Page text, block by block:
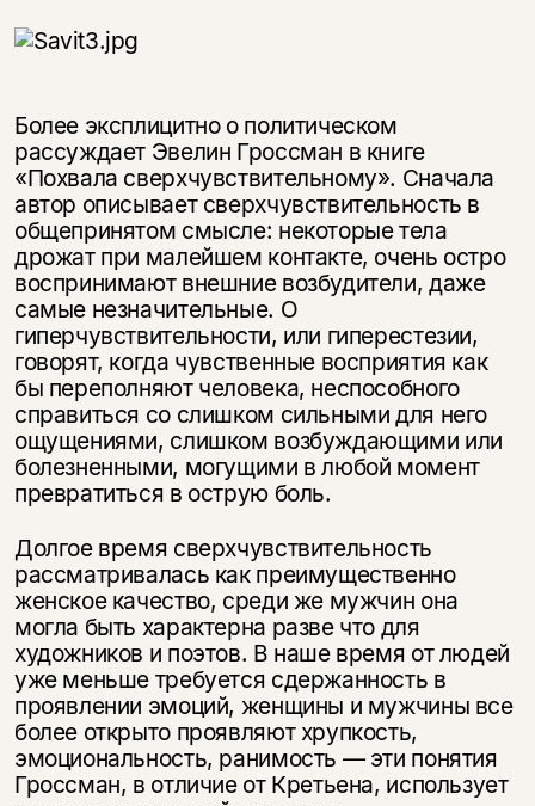
Более эксплицитно о политическом
рассуждает Эвелин Гроссман в книге
«Похвала сверхчувствительному». Сначала
автор описывает сверхчувствительность в
общепринятом смысле: некоторые тела
дрожат при малейшем контакте, очень остро
воспринимают внешние возбудители, даже
самые незначительные. О
гиперчувствительности, или гиперестезии,
говорят, когда чувственные восприятия как
бы переполняют человека, неспособного
справиться со слишком сильными для него
ощущениями, слишком возбуждающими или
болезненными, могущими в любой момент
превратиться в острую боль.
Долгое время сверхчувствительность
рассматривалась как преимущественно
женское качество, среди же мужчин она
могла быть характерна разве что для
художников и поэтов. В наше время от людей
уже меньше требуется сдержанность в
проявлении эмоций, женщины и мужчины все
более открыто проявляют хрупкость,
эмоциональность, ранимость — эти понятия
Гроссман, в отличие от Кретьена, использует